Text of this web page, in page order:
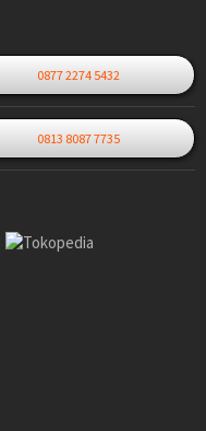
0877 2274 5432
0813 8087 7735